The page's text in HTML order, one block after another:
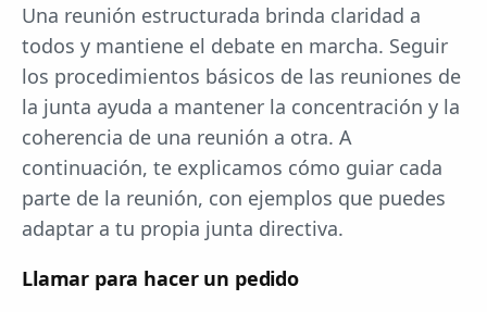
Una reunión estructurada brinda claridad a
todos y mantiene el debate en marcha. Seguir
los procedimientos básicos de las reuniones de
la junta ayuda a mantener la concentración y la
coherencia de una reunión a otra. A
continuación, te explicamos cómo guiar cada
parte de la reunión, con ejemplos que puedes
adaptar a tu propia junta directiva.
Llamar para hacer un pedido